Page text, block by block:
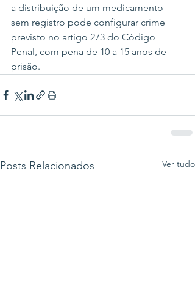
a distribuição de um medicamento
sem registro pode configurar crime
previsto no artigo 273 do Código
Penal, com pena de 10 a 15 anos de
prisão.
Posts Relacionados Ver tudo